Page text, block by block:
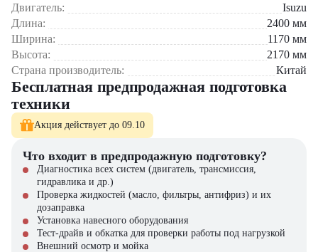
Экономичность
низкий расход топлива при
высокой эффективности
работы
Комфорт
удобная кабина с
Безопасность
современная тормозная
система и устойчивое шасси
работу
Где применяется Дизельный вилочный погрузчик
Zauberg DS25?
Двигатель:
Isuzu
Длина:
2400 мм
Ширина:
1170 мм
Высота:
2170 мм
Страна производитель:
Китай
Бесплатная предпродажная подготовка
техники
Акция действует до 09.10
Что входит в предпродажную подготовку?
Диагностика всех систем (двигатель, трансмиссия,
гидравлика и др.)
Проверка жидкостей (масло, фильтры, антифриз) и их
дозаправка
Установка навесного оборудования
Тест-драйв и обкатка для проверки работы под нагрузкой
Внешний осмотр и мойка